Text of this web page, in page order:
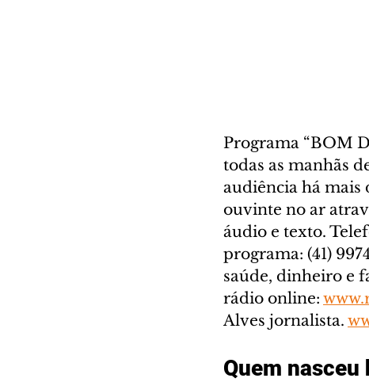
Programa “BOM
todas as manhãs
audiência há mais
ouvinte no ar
áudio e texto.
programa: (41)
saúde, dinheiro e
rádio online:
Alves jornalista.
Quem nasceu